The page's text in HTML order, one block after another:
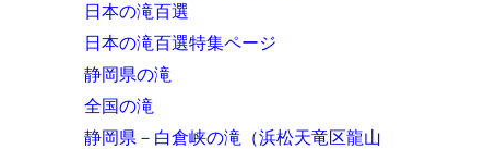
日本の滝百選
日本の滝百選特集ページ
静岡県の滝
全国の滝
静岡県－白倉峡の滝（浜松天竜区龍山